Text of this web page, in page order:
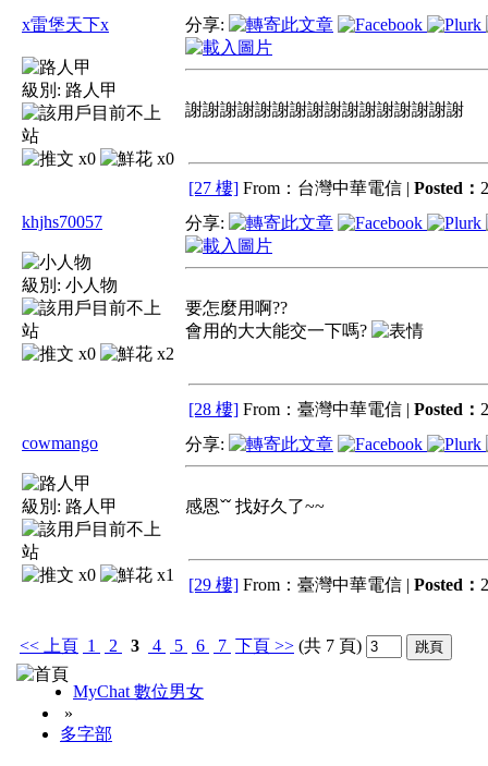
x雷堡天下x
級別: 路人甲
x0 x0
分享:
謝謝謝謝謝謝謝謝謝謝謝謝謝謝謝謝
[27 樓] From：台灣中華電信 | Posted：
khjhs70057
級別: 小人物
x0 x2
分享:
要怎麼用啊??
會用的大大能交一下嗎?
[28 樓] From：臺灣中華電信 | Posted：
cowmango
級別: 路人甲
x0 x1
分享:
感恩ˇˇ 找好久了~~
[29 樓] From：臺灣中華電信 | Posted：
<< 上頁 1 2 3 4 5 6 7 下頁 >> (共 7 頁)
MyChat 數位男女
»
多字部